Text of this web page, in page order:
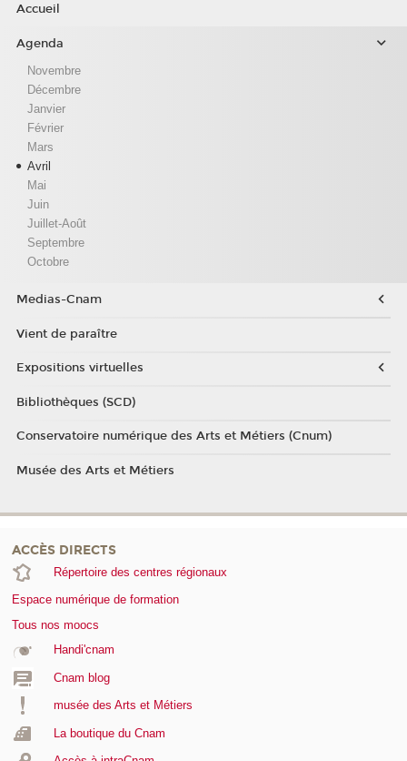
Accueil
Agenda
Novembre
Décembre
Janvier
Février
Mars
Avril
Mai
Juin
Juillet-Août
Septembre
Octobre
Medias-Cnam
Vient de paraître
Expositions virtuelles
Bibliothèques (SCD)
Conservatoire numérique des Arts et Métiers (Cnum)
Musée des Arts et Métiers
ACCÈS DIRECTS
Répertoire des centres régionaux
Espace numérique de formation
Tous nos moocs
Handi'cnam
Cnam blog
musée des Arts et Métiers
La boutique du Cnam